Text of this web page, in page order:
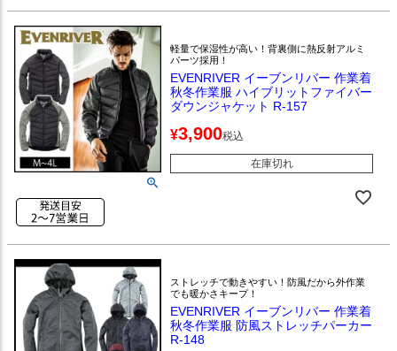
軽量で保湿性が高い！背裏側に熱反射アルミ
パーツ採用！
EVENRIVER イーブンリバー 作業着
秋冬作業服 ハイブリットファイバー
ダウンジャケット R-157
¥3,900税込
在庫切れ
ストレッチで動きやすい！防風だから外作業
でも暖かさキープ！
EVENRIVER イーブンリバー 作業着
秋冬作業服 防風ストレッチパーカー
R-148